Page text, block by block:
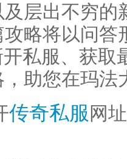
层出不穷的
略将以问答
私服、获取
助您在玛法
传奇私服 网